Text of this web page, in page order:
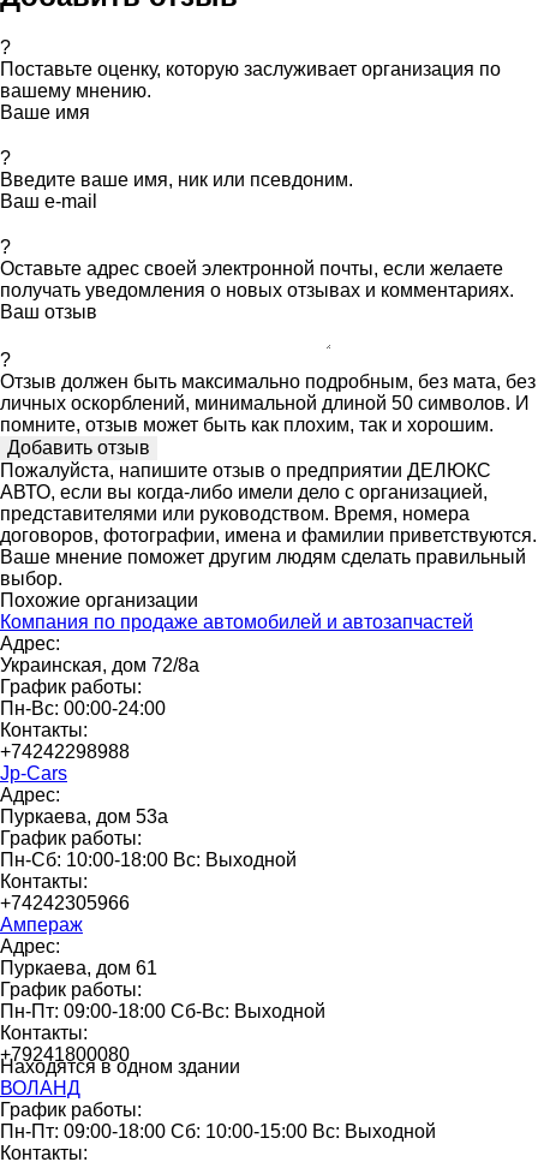
?
Поставьте оценку, которую заслуживает организация по
вашему мнению.
Ваше имя
?
Введите ваше имя, ник или псевдоним.
Ваш e-mail
?
Оставьте адрес своей электронной почты, если желаете
получать уведомления о новых отзывах и комментариях.
Ваш отзыв
?
Отзыв должен быть максимально подробным, без мата, без
личных оскорблений, минимальной длиной 50 символов. И
помните, отзыв может быть как плохим, так и хорошим.
Пожалуйста, напишите отзыв о предприятии ДЕЛЮКС
АВТО, если вы когда-либо имели дело с организацией,
представителями или руководством. Время, номера
договоров, фотографии, имена и фамилии приветствуются.
Ваше мнение поможет другим людям сделать правильный
выбор.
Похожие организации
Компания по продаже автомобилей и автозапчастей
Адрес:
Украинская, дом 72/8а
График работы:
Пн-Вс: 00:00-24:00
Контакты:
+74242298988
Jp-Cars
Адрес:
Пуркаева, дом 53а
График работы:
Пн-Сб: 10:00-18:00 Вс: Выходной
Контакты:
+74242305966
Ампераж
Адрес:
Пуркаева, дом 61
График работы:
Пн-Пт: 09:00-18:00 Сб-Вс: Выходной
Контакты:
+79241800080
Находятся в одном здании
ВОЛАНД
График работы:
Пн-Пт: 09:00-18:00 Сб: 10:00-15:00 Вс: Выходной
Контакты: